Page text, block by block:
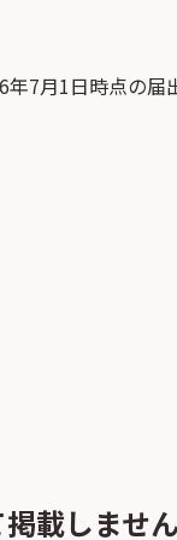
7月1日時点の届
載しませ